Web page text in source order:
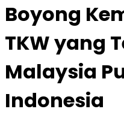
Boyong
TKW yang
Malaysia
Indonesia